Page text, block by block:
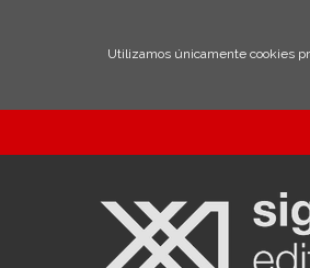
Utilizamos únicamente cookies